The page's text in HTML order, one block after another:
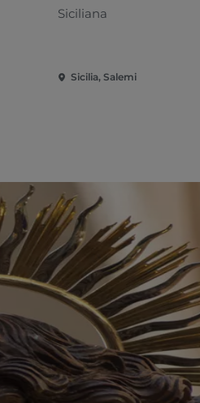
Siciliana
Sicilia, Salemi